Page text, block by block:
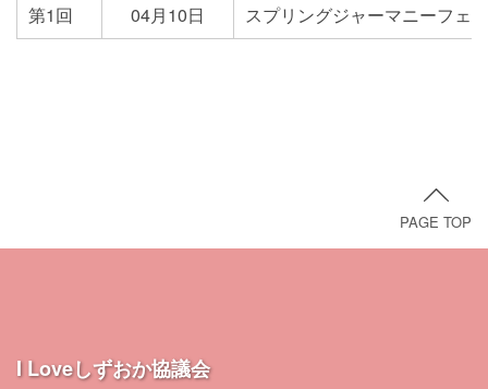
第1回
04月10日 スプリングジャーマニーフェ
PAGE TOP
I Loveしずおか協議会